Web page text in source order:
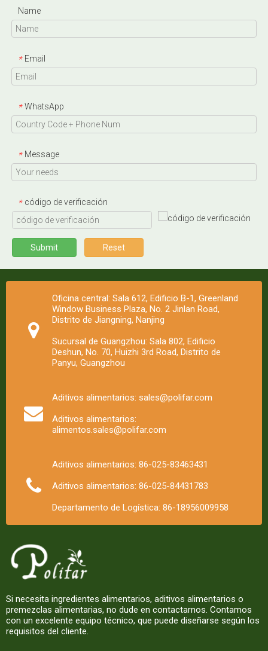
Name
* Email
* WhatsApp
* Message
* código de verificación
Submit Reset
Oficina central: Sala 612, Edificio B-1, Greenland
Window Business Plaza, No. 2 Jinlan Road,
Distrito de Jiangning, Nanjing
Sucursal de Guangzhou: Sala 802, Edificio
Deshun, No. 70, Huizhi 3rd Road, Distrito de
Panyu, Guangzhou
Aditivos alimentarios: sales@polifar.com
Aditivos alimentarios:
alimentos.sales@polifar.com
Aditivos alimentarios: 86-025-83463431
Aditivos alimentarios: 86-025-84431783
Departamento de Logística: 86-18956009958
Si necesita ingredientes alimentarios, aditivos alimentarios o
premezclas alimentarias, no dude en contactarnos. Contamos
con un excelente equipo técnico, que puede diseñarse según los
requisitos del cliente.